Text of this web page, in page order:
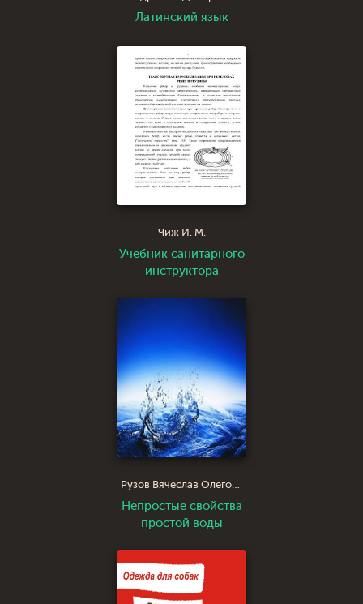
Латинский язык
Чиж И. М.
Учебник санитарного
инструктора
Рузов Вячеслав Олегович Патита Павана дас
Непростые свойства
простой воды